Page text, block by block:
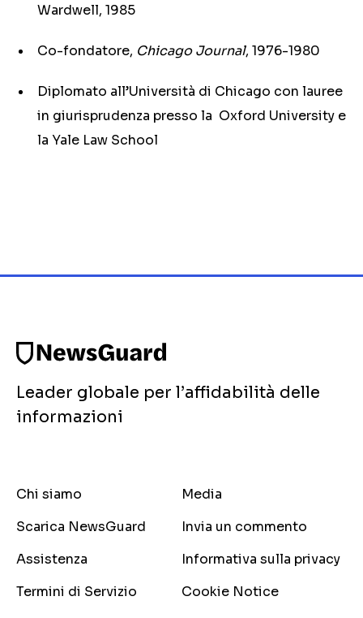
Wardwell, 1985
Co-fondatore, Chicago Journal, 1976-1980
Diplomato all’Università di Chicago con lauree
in giurisprudenza presso la Oxford University e
la Yale Law School
Leader globale per l’affidabilità delle
informazioni
Chi siamo
Media
Scarica NewsGuard
Invia un commento
Assistenza
Informativa sulla privacy
Termini di Servizio
Cookie Notice